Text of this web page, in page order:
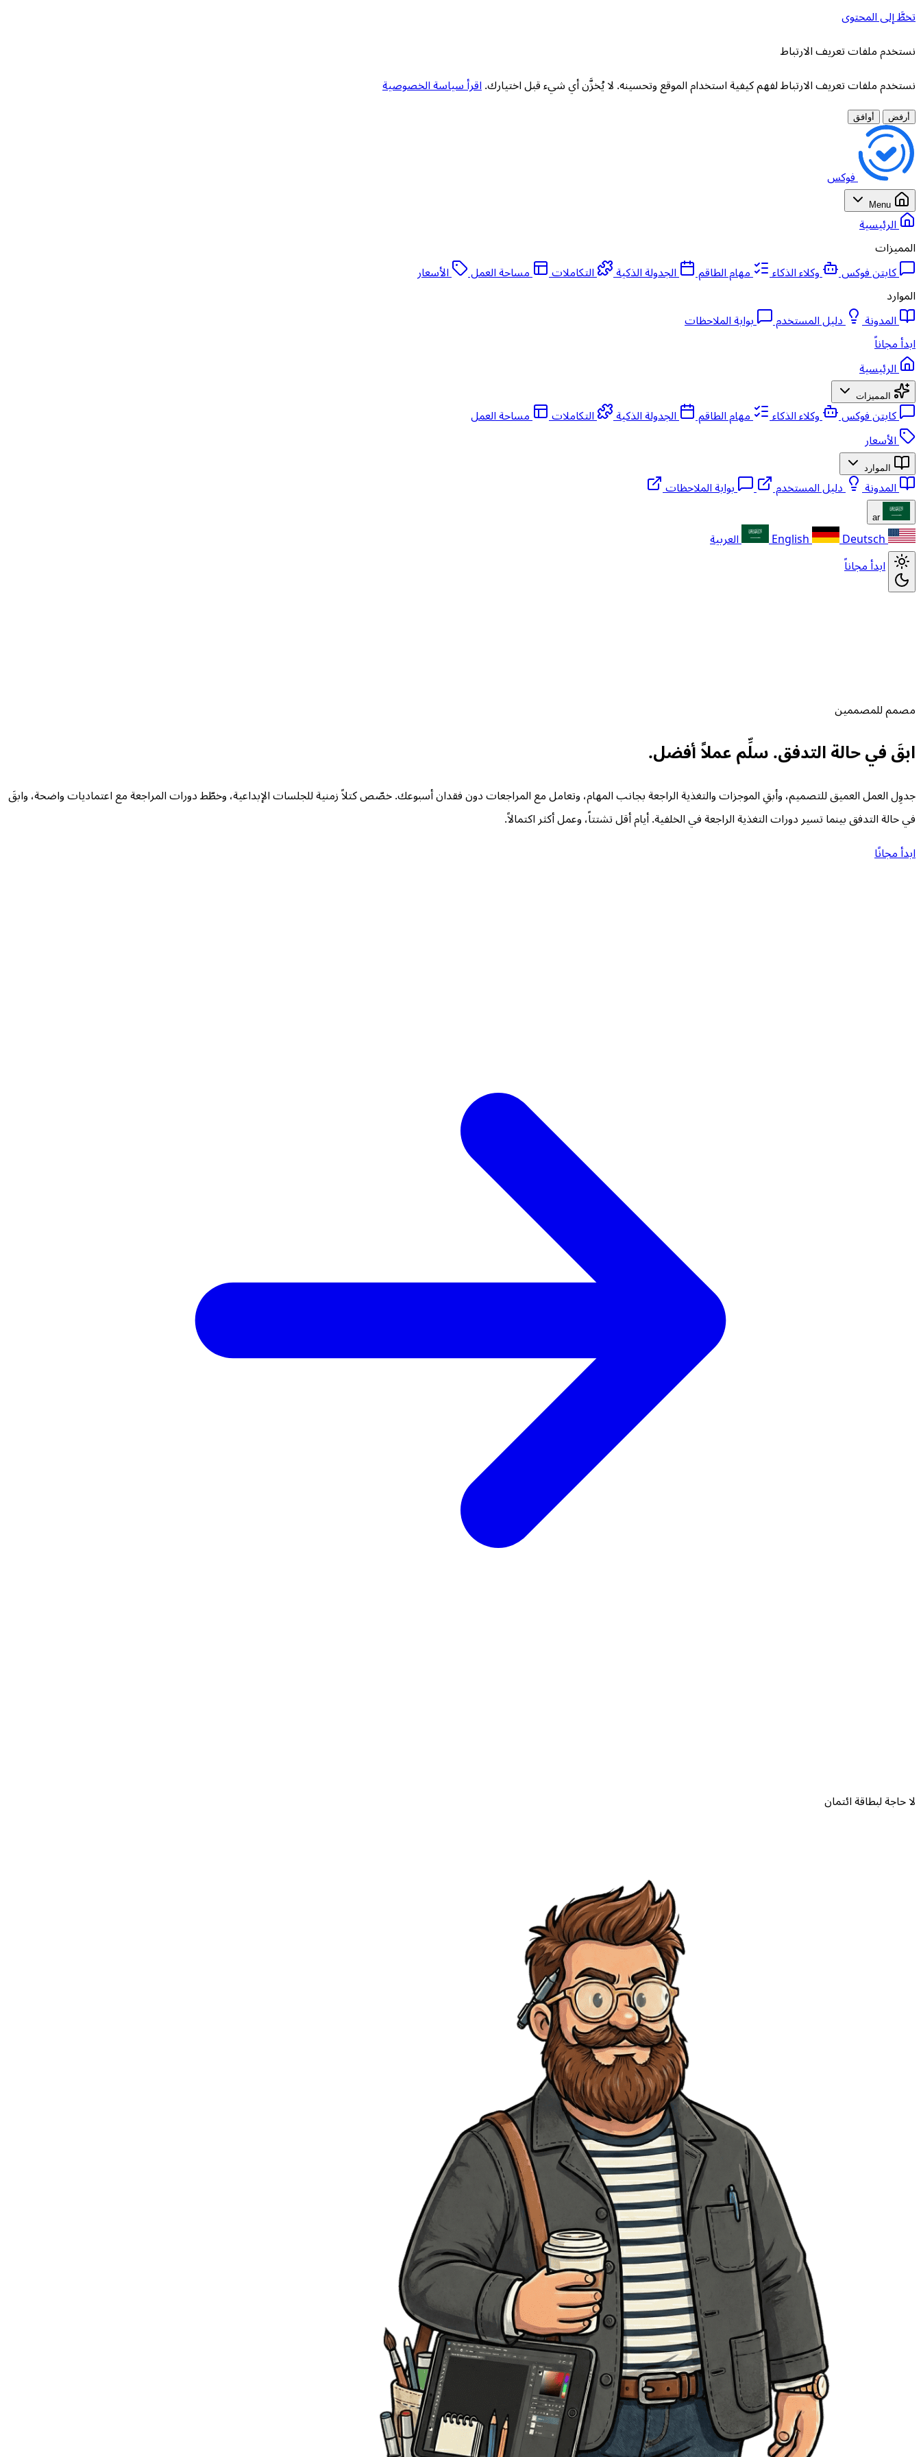
تخطَّ إلى المحتوى
نستخدم ملفات تعريف الارتباط
نستخدم ملفات تعريف الارتباط لفهم كيفية استخدام الموقع وتحسينه. لا يُخزَّن أي شيء قبل اختيارك. اقرأ سياسة الخصوصية
أرفض أوافق
فوكس
Menu
الرئيسية
المميزات
كابتن فوكس
وكلاء الذكاء مهام الطاقم الجدولة الذكية التكاملات مساحة العمل
الأسعار
الموارد
المدونة
دليل المستخدم
بوابة الملاحظات
ابدأ مجاناً
الرئيسية
المميزات
كابتن فوكس وكلاء الذكاء مهام الطاقم الجدولة الذكية التكاملات
مساحة العمل
الأسعار
الموارد
المدونة دليل المستخدم بوابة الملاحظات
ar
English Deutsch
العربية
ابدأ مجاناً
مصمم للمصممين
ابقَ في حالة التدفق. سلِّم عملاً أفضل.
جدوِل العمل العميق للتصميم، وأبقِ الموجزات والتغذية الراجعة بجانب المهام، وتعامل مع المراجعات دون فقدان أسبوعك. خصّص كتلاً زمنية للجلسات الإبداعية، وخطّط دورات المراجعة مع اعتماديات واضحة، وابقَ
في حالة التدفق بينما تسير دورات التغذية الراجعة في الخلفية. أيام أقل تشتتاً، وعمل أكثر اكتمالاً.
ابدأ مجانًا
لا حاجة لبطاقة ائتمان